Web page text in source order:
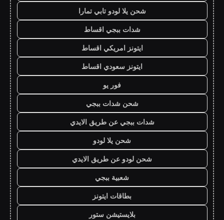
شحن يلا لودو تابي تمارا
شدات ببجي اقساط
ايتونز امريكي اقساط
ايتونز سعودي اقساط
فور يو
شحن شدات ببجي
شدات ببجي عن طريق الايدي
شحن يلا لودو
شحن لودو عن طريق الايدي
شعبية ببجي
بطاقات ايتونز
بلايستيشن ستور